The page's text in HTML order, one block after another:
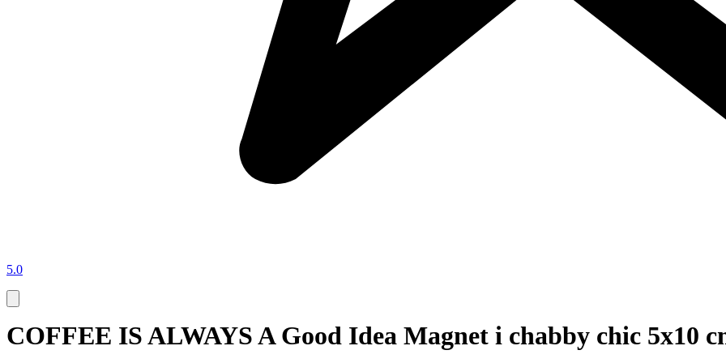
5.0
COFFEE IS ALWAYS A Good Idea Magnet i chabby chic 5x10